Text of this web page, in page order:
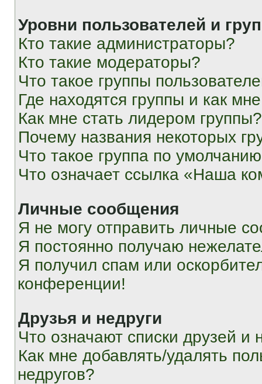
Уровни пользователей и
Кто такие администраторы?
Кто такие модераторы?
Что такое группы
Где находятся группы и как
Как мне стать лидером группы?
Почему названия некоторых
Что такое группа по
Что означает ссылка «Наша
Личные сообщения
Я не могу отправить личные
Я постоянно получаю
Я получил спам или
конференции!
Друзья и недруги
Что означают списки друзей и
Как мне добавлять/удалять
недругов?